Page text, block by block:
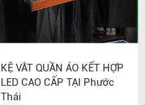
KỆ VẮT QUẦN ÁO KẾT HỢP
LED CAO CẤP TẠI Phước
Thái